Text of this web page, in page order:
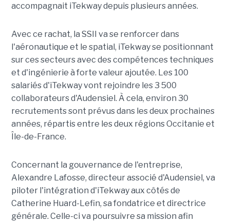
accompagnait iTekway depuis plusieurs années.
Avec ce rachat, la SSII va se renforcer dans
l'aéronautique et le spatial, iTekway se positionnant
sur ces secteurs avec des compétences techniques
et d'ingénierie à forte valeur ajoutée. Les 100
salariés d'iTekway vont rejoindre les 3 500
collaborateurs d'Audensiel. À cela, environ 30
recrutements sont prévus dans les deux prochaines
années, répartis entre les deux régions Occitanie et
Île-de-France.
Concernant la gouvernance de l'entreprise,
Alexandre Lafosse, directeur associé d'Audensiel, va
piloter l'intégration d'iTekway aux côtés de
Catherine Huard-Lefin, sa fondatrice et directrice
générale. Celle-ci va poursuivre sa mission afin